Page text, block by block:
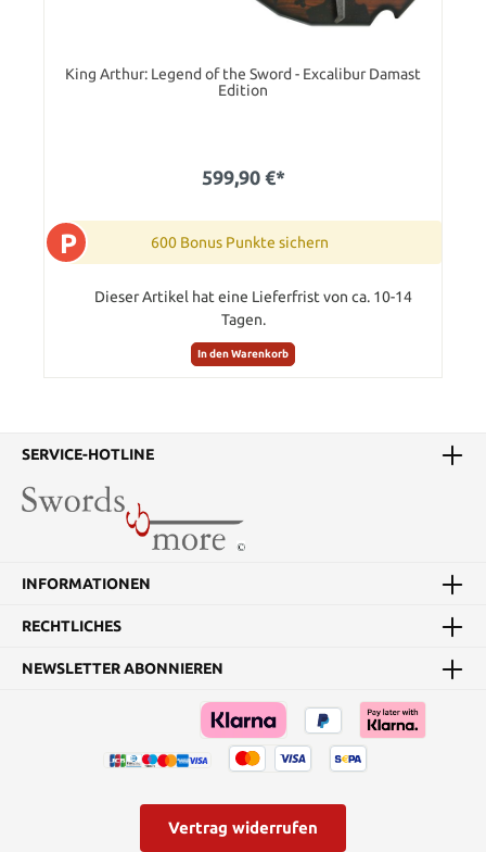
King Arthur: Legend of the Sword - Excalibur Damast
Edition
599,90 €*
P 600 Bonus Punkte sichern
Dieser Artikel hat eine Lieferfrist von ca. 10-14
Tagen.
In den Warenkorb
SERVICE-HOTLINE
INFORMATIONEN
RECHTLICHES
NEWSLETTER ABONNIEREN
Vertrag widerrufen